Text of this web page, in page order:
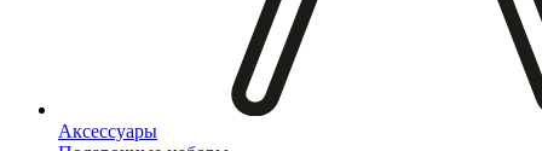
Аксессуары